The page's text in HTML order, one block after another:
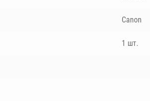
Canon
1 шт.